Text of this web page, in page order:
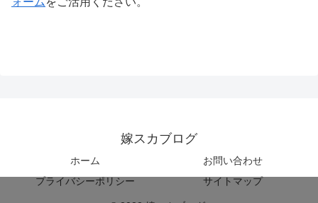
嫁スカブログ
ホーム
お問い合わせ
プライバシーポリシー
サイトマップ